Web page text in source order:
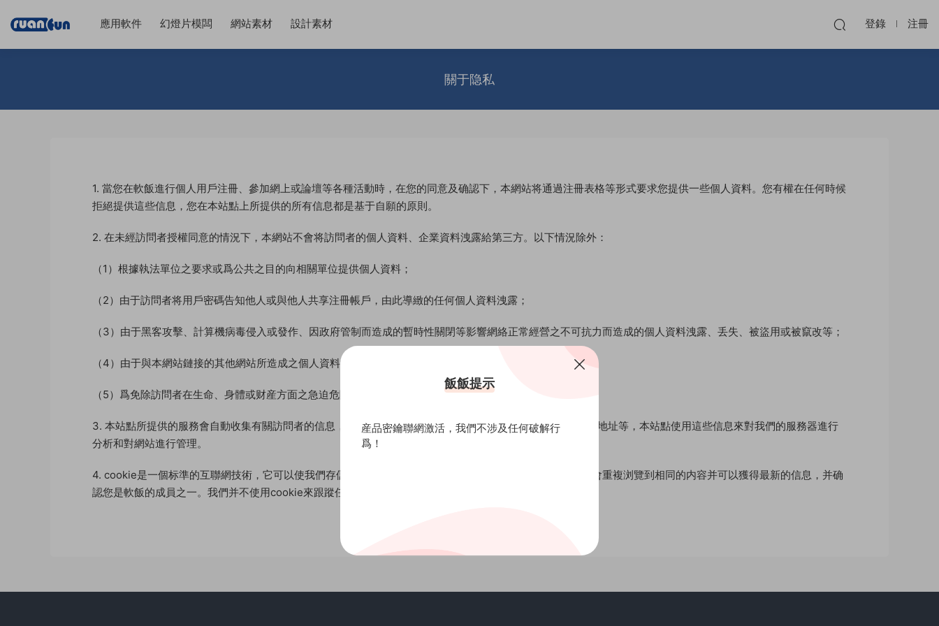
應用軟件 幻燈片模闆 網站素材 設計素材 登錄 注冊
關于隐私
1. 當您在軟飯進行個人用戶注冊、參加網上或論壇等各種活動時，在您的同意及确認下，本網站将通過注冊表格等形式要求您提供一些個人資料。您有權在任何時候
拒絕提供這些信息，您在本站點上所提供的所有信息都是基于自願的原則。
2. 在未經訪問者授權同意的情況下，本網站不會将訪問者的個人資料、企業資料洩露給第三方。以下情況除外：
（1）根據執法單位之要求或爲公共之目的向相關單位提供個人資料；
（2）由于訪問者将用戶密碼告知他人或與他人共享注冊帳戶，由此導緻的任何個人資料洩露；
（3）由于黑客攻擊、計算機病毒侵入或發作、因政府管制而造成的暫時性關閉等影響網絡正常經營之不可抗力而造成的個人資料洩露、丢失、被盜用或被竄改等；
（4）由于與本網站鏈接的其他網站所造成之個人資料洩露及由此而導緻的任何法律争議和後果；
（5）爲免除訪問者在生命、身體或财産方面之急迫危險。
3. 本站點所提供的服務會自動收集有關訪問者的信息，這些信息包括訪問者人數、訪問時間、訪問頁面、來訪地址等，本站點使用這些信息來對我們的服務器進行
分析和對網站進行管理。
4. cookie是一個标準的互聯網技術，它可以使我們存儲和獲得用戶登錄信息。本站點使用cookie 來确保您不會重複浏覽到相同的内容并可以獲得最新的信息，并确
認您是軟飯的成員之一。我們并不使用cookie來跟蹤任何個人信息。
飯飯提示
産品密鑰聯網激活，我們不涉及任何破解行
爲！